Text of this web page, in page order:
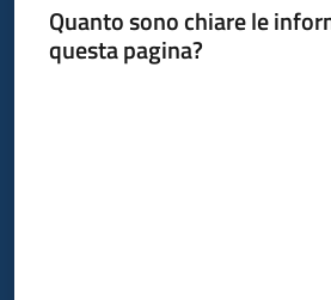
Piattaforme
telematiche
Quanto sono chiare le
questa pagina?